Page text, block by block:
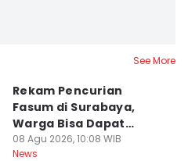
See More
Rekam Pencurian
Fasum di Surabaya,
Warga Bisa Dapat
Rp300 Ribu
08 Agu 2026, 10:08 WIB
News